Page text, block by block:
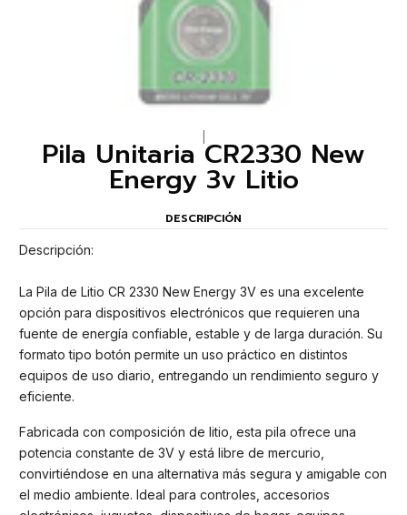
Pila Unitaria CR2330 New
Energy 3v Litio
DESCRIPCIÓN
Descripción:
La Pila de Litio CR 2330 New Energy 3V es una excelente
opción para dispositivos electrónicos que requieren una
fuente de energía confiable, estable y de larga duración. Su
formato tipo botón permite un uso práctico en distintos
equipos de uso diario, entregando un rendimiento seguro y
eficiente.
Fabricada con composición de litio, esta pila ofrece una
potencia constante de 3V y está libre de mercurio,
convirtiéndose en una alternativa más segura y amigable con
el medio ambiente. Ideal para controles, accesorios